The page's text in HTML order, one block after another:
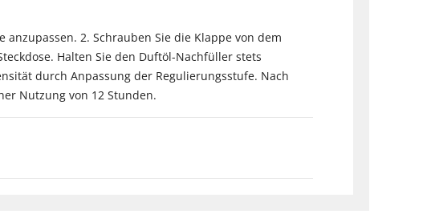
2. Schrauben Sie die Klappe von dem
Halten Sie den Duftöl-Nachfüller stets
durch Anpassung der Regulierungsstufe. Nach
Nutzung von 12 Stunden.